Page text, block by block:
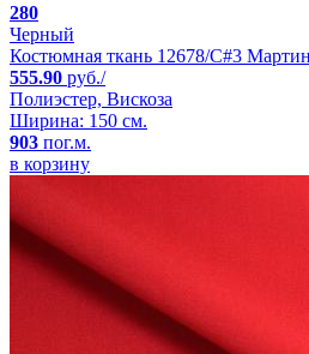
280
Черный
Костюмная ткань 12678/C#3
555.90 руб./
Полиэстер, Вискоза
Ширина: 150 см.
903 пог.м.
в корзину